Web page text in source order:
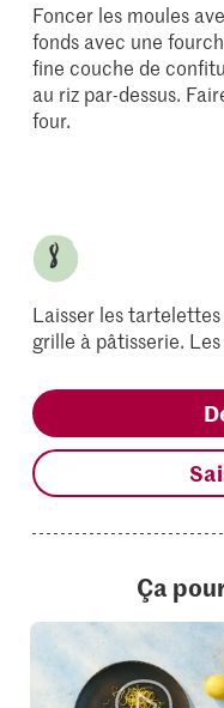
Foncer les moules
fonds avec une
fine couche de
au riz par-dessus.
four.
Laisser les
grille à pâtisserie.
Ça